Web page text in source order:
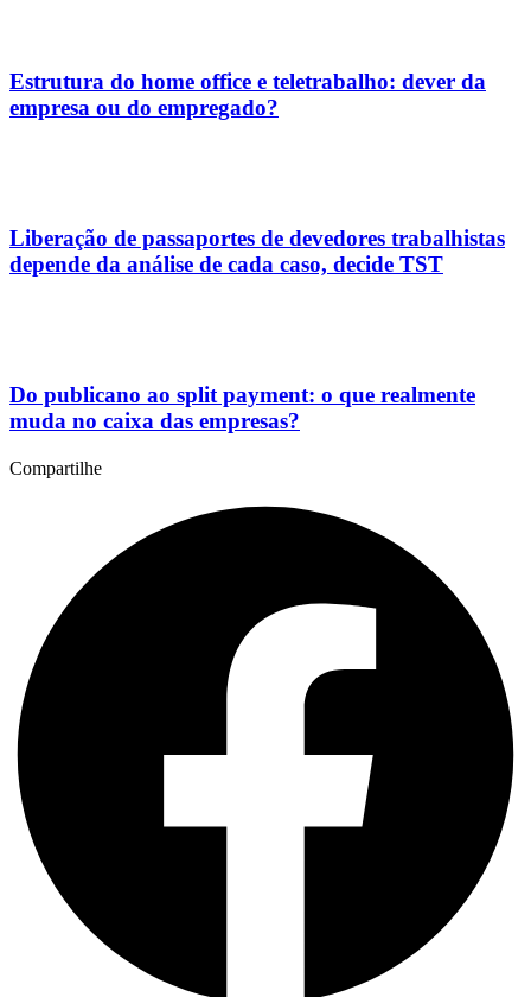
Estrutura do home office e teletrabalho: dever da
empresa ou do empregado?
Liberação de passaportes de devedores trabalhistas
depende da análise de cada caso, decide TST
Do publicano ao split payment: o que realmente
muda no caixa das empresas?
Compartilhe